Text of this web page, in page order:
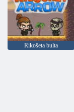
Rikošeta bulta